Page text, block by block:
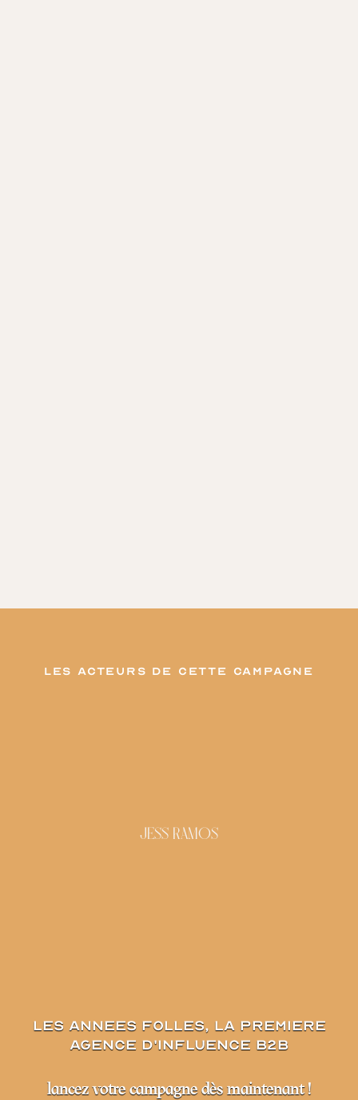
les acteurs de cette campagne
JESS RAMOS
les annees folles, la premiere
agence d'influence B2B
lancez votre campagne dès maintenant !